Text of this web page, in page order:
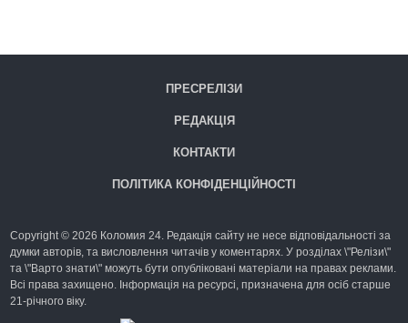
ПРЕСРЕЛІЗИ
РЕДАКЦІЯ
КОНТАКТИ
ПОЛІТИКА КОНФІДЕНЦІЙНОСТІ
Copyright © 2026 Коломия 24. Редакція сайту не несе відповідальності за
думки авторів, та висловлення читачів у коментарях. У розділах \"Релізи\"
та \"Варто знати\" можуть бути опубліковані матеріали на правах реклами.
Всі права захищено. Інформація на ресурсі, призначена для осіб старше
21-річного віку.